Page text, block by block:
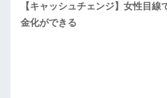
【キャッシュチェンジ】女性目線
金化ができる